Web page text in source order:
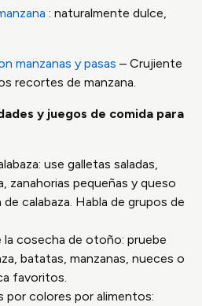
: naturalmente dulce,
manzanas y pasas – Crujiente
recortes de manzana.
y juegos de comida para
use galletas saladas,
zanahorias pequeñas y queso
de calabaza. Habla de grupos de
la cosecha de otoño: pruebe
batatas, manzanas, nueces o
favoritos.
por colores por alimentos: